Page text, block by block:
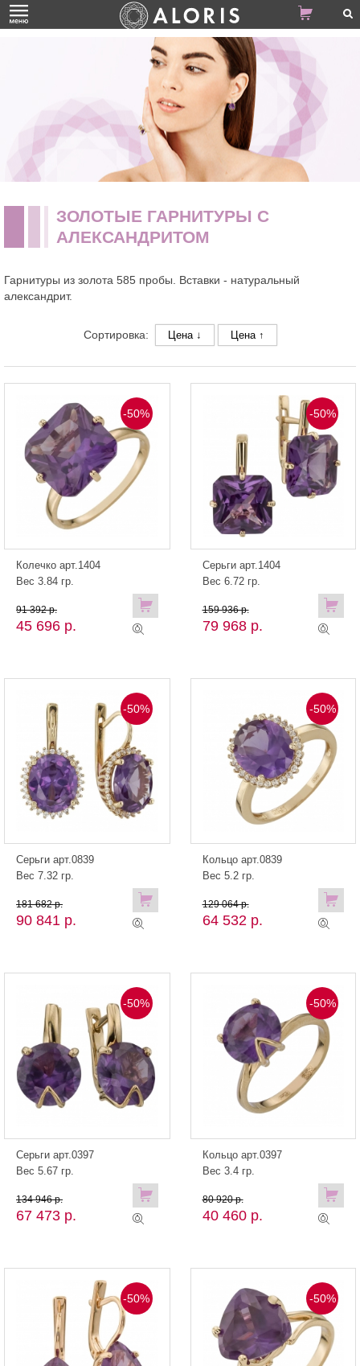
ЗОЛОТЫЕ ГАРНИТУРЫ С
АЛЕКСАНДРИТОМ
Гарнитуры из золота 585 пробы. Вставки - натуральный
александрит.
Сортировка: Цена ↓ Цена ↑
-50%
Колечко арт.1404
Вес 3.84 гр.
45 696 р.
91 392 р.
-50%
Серьги арт.1404
Вес 6.72 гр.
79 968 р.
159 936 р.
-50%
Серьги арт.0839
Вес 7.32 гр.
90 841 р.
181 682 р.
-50%
Кольцо арт.0839
Вес 5.2 гр.
64 532 р.
129 064 р.
-50%
Серьги арт.0397
Вес 5.67 гр.
67 473 р.
134 946 р.
-50%
Кольцо арт.0397
Вес 3.4 гр.
40 460 р.
80 920 р.
-50% -50%